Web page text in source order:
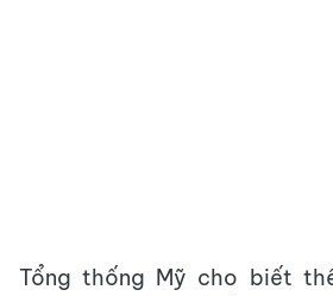
Tổng thống Mỹ cho biết